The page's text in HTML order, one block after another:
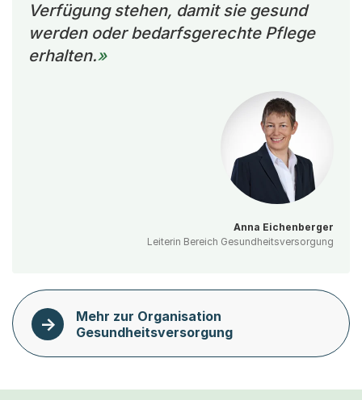
Verfügung stehen, damit sie gesund
werden oder bedarfsgerechte Pflege
erhalten.
Anna Eichenberger
Leiterin Bereich Gesundheitsversorgung
Mehr zur Organisation
Gesundheitsversorgung